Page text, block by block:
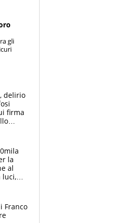
gli
delirio
firma
la
al
luci,
Franco